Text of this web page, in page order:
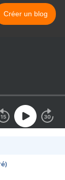
Créer un blog